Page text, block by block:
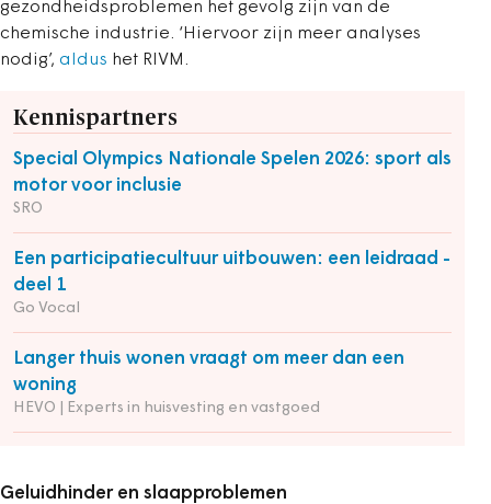
gezondheidsproblemen het gevolg zijn van de
chemische industrie. ‘Hiervoor zijn meer analyses
nodig’, aldus het RIVM.
Kennispartners
Special Olympics Nationale Spelen 2026: sport als
motor voor inclusie
SRO
Een participatiecultuur uitbouwen: een leidraad -
deel 1
Go Vocal
Langer thuis wonen vraagt om meer dan een
woning
HEVO | Experts in huisvesting en vastgoed
Geluidhinder en slaapproblemen